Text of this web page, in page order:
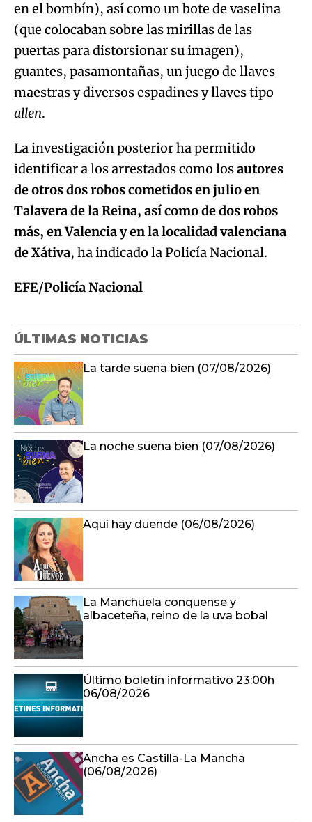
en el bombín), así como un bote de vaselina
(que colocaban sobre las mirillas de las
puertas para distorsionar su imagen),
guantes, pasamontañas, un juego de llaves
maestras y diversos espadines y llaves tipo
allen.
La investigación posterior ha permitido
identificar a los arrestados como losautores
de otros dos robos cometidos en julio en
Talavera de la Reina, así como de dos robos
más, en Valencia y en la localidad valenciana
de Xátiva, ha indicado la Policía Nacional.
EFE/Policía Nacional
ÚLTIMAS NOTICIAS
La tarde suena bien (07/08/2026)
La noche suena bien (07/08/2026)
Aquí hay duende (06/08/2026)
La Manchuela conquense y
albaceteña, reino de la uva bobal
Último boletín informativo 23:00h
06/08/2026
Ancha es Castilla-La Mancha
(06/08/2026)